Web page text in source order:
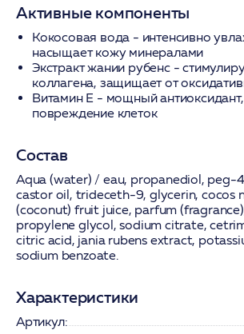
Активные компоненты
Кокосовая вода - интенсивно
насыщает кожу минералами
Экстракт жании рубенс-
коллагена, защищает от
Витамин Е - мощный
повреждение клеток
Состав
Aqua (water) / eau, propanediol, peg-
castor oil, trideceth-9, glycerin, cocos
(coconut) fruit juice, parfum
propylene glycol, sodium citrate,
citric acid, jania rubens extract,
sodium benzoate.
Характеристики
Артикул: